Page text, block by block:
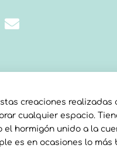
creaciones
cualquier espacio.
hormigón unido a la
es en ocasiones lo más